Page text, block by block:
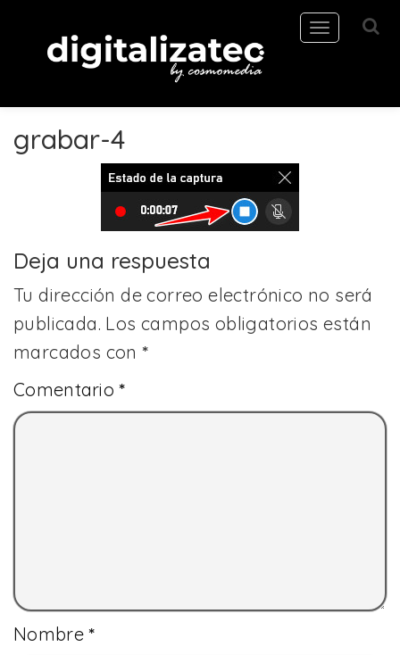
Toggle
navigation
grabar-4
Deja una respuesta
Tu dirección de correo electrónico no será
publicada. Los campos obligatorios están
marcados con*
Comentario*
Nombre*